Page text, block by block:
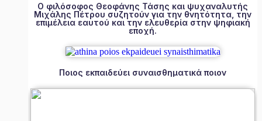
Ο φιλόσοφος Θεοφάνης Τάσης και ψυχαναλυτής
Μιχάλης Πέτρου συζητούν για την θνητότητα, την
επιμέλεια εαυτού και την ελευθερία στην ψηφιακή
εποχή.
Ποιος εκπαιδεύει συναισθηματικά ποιον